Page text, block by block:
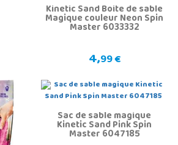
Kinetic Sand Boite de sable
Magique couleur Neon Spin
Master 6033332
4,99 €
Sac de sable magique
Kinetic Sand Pink Spin
Master 6047185